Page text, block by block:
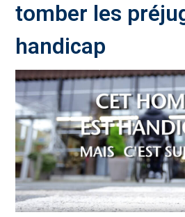
tomber les
handicap